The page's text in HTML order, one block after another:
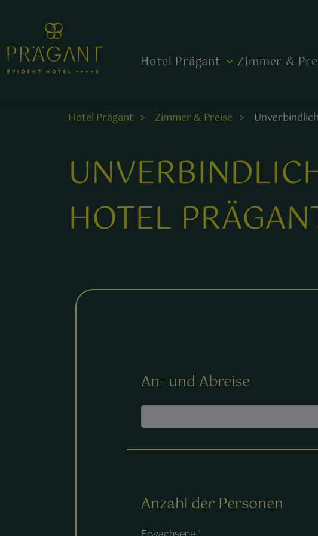
Hotel Prägant Zimmer &
Hotel Prägant Zimmer & Preise
HOTEL
An- und Abreise
Anzahl der Personen